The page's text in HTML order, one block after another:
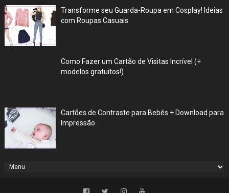
Transforme seu Guarda-Roupa em Cosplay! Ideias
com Roupas Casuais
Como Fazer um Cartão de Visitas Incrível (+
modelos gratuitos!)
Cartões de Contraste para Bebês + Download para
Impressão